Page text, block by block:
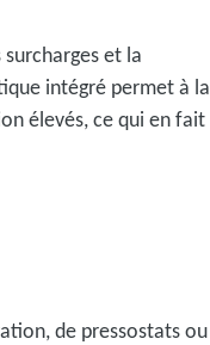
et la
intégré permet à la
élevés, ce qui en fait
de pressostats ou